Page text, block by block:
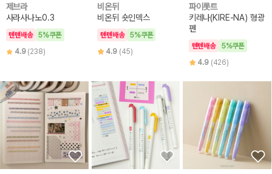
제브라
사라사나노0.3
텐텐배송
5%쿠폰
4.9 (238)
비온뒤
비온뒤 숏인덱스
텐텐배송
5%쿠폰
4.9 (45)
파이롯트
키레나(KIRE-NA) 형광
펜
텐텐배송
5%쿠폰
4.9 (426)